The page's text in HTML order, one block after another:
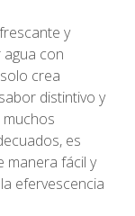
y
con
crea
distintivo y
es
manera fácil y
efervescencia